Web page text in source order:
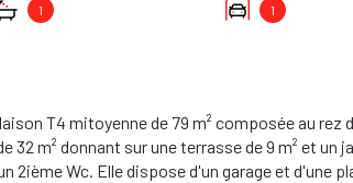
1 1
T4 mitoyenne de 79 m² composée au
32 m² donnant sur une terrasse de 9 m² et un
2ième Wc. Elle dispose d'un garage et d'une